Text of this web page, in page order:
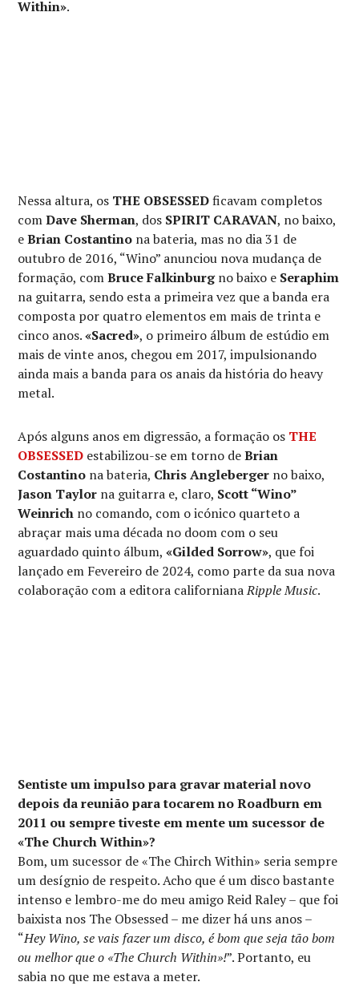
Within».
Nessa altura, os THE OBSESSEDficavam completos
comDave Sherman, dos SPIRIT CARAVAN, no baixo,
eBrian Costantino na bateria, mas no dia 31 de
outubro de 2016, “Wino” anunciou nova mudança de
formação, comBruce Falkinburgno baixo e Seraphim
na guitarra, sendo esta a primeira vez que a banda era
composta por quatro elementos em mais de trinta e
cinco anos.«Sacred», o primeiro álbum de estúdio em
mais de vinte anos, chegou em 2017, impulsionando
ainda mais a banda para os anais da história do heavy
metal.
Após alguns anos em digressão, a formação os THE
OBSESSED estabilizou-se em torno deBrian
Costantino na bateria, Chris Angleberger no baixo,
Jason Taylor na guitarra e, claro, Scott “Wino”
Weinrich no comando, com o icónico quarteto a
abraçar mais uma década no doom com o seu
aguardado quinto álbum,«Gilded Sorrow», que foi
lançado em Fevereiro de 2024, como parte da sua nova
colaboração com a editora californianaRipple Music.
Sentiste um impulso para gravar material novo
depois da reunião para tocarem no Roadburn em
2011 ou sempre tiveste em mente um sucessor de
«The Church Within»?
Bom, um sucessor de «The Chirch Within» seria sempre
um desígnio de respeito. Acho que é um disco bastante
intenso e lembro-me do meu amigo Reid Raley – que foi
baixista nos The Obsessed – me dizer há uns anos –
“Hey Wino, se vais fazer um disco, é bom que seja tão bom
ou melhor que o «The Church Within»!”. Portanto, eu
sabia no que me estava a meter.